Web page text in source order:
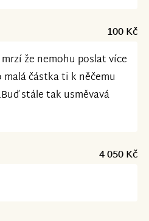
100 Kč
že nemohu poslat více
částka ti k něčemu
stále tak usměvavá
4 050 Kč